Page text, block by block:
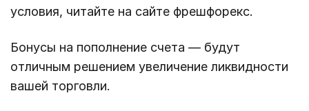
условия, читайте на сайте фрешфорекс.
Бонусы на пополнение счета — будут
отличным решением увеличение ликвидности
вашей торговли.